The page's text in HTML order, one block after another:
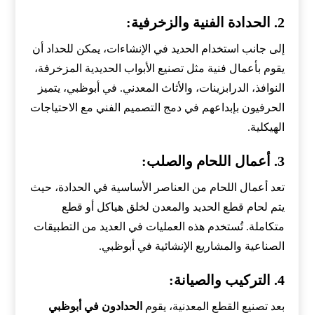
2. الحدادة الفنية والزخرفية:
إلى جانب استخدام الحديد في الإنشاءات، يمكن للحداد أن
يقوم بأعمال فنية مثل تصنيع الأبواب الحديدية المزخرفة،
النوافذ، الدرابزينات، والأثاث المعدني. في أبوظبي، يتميز
الحرفيون بإبداعهم في دمج التصميم الفني مع الاحتياجات
الهيكلية.
3. أعمال اللحام والصلب:
تعد أعمال اللحام من العناصر الأساسية في الحدادة، حيث
يتم لحام قطع الحديد والمعدن لخلق هياكل أو قطع
متكاملة. تُستخدم هذه العمليات في العديد من التطبيقات
الصناعية والمشاريع الإنشائية في أبوظبي.
4. التركيب والصيانة:
بعد تصنيع القطع المعدنية، يقوم الحدادون في أبوظبي